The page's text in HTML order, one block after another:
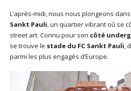
L’après-midi, nous nous plongeons
Sankt Pauli, un quartier vibrant où se
street art. Connu pour son côté
se trouve le stade du FC Sankt Pauli,
parmi les plus engagés d’Europe.